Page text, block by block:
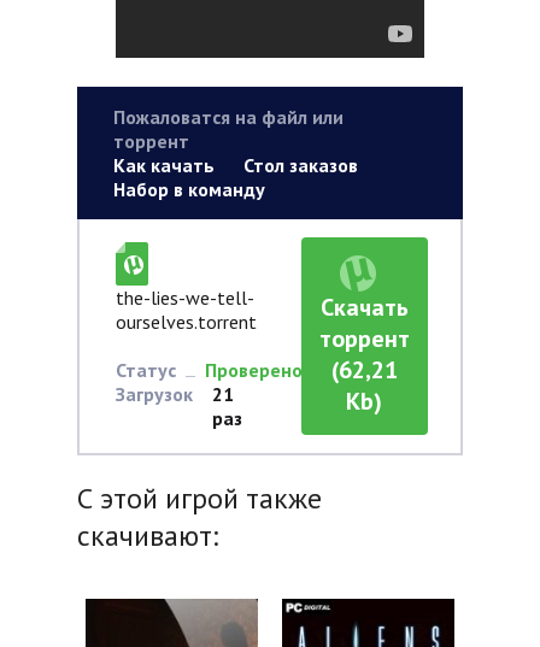
Пожаловатся на файл или
торрент
Как качать
Стол заказов
Набор в команду
the-lies-we-tell-
ourselves.torrent
Статус
Проверено
Загрузок
21
раз
Скачать
торрент
(62,21
Kb)
С этой игрой также
скачивают: